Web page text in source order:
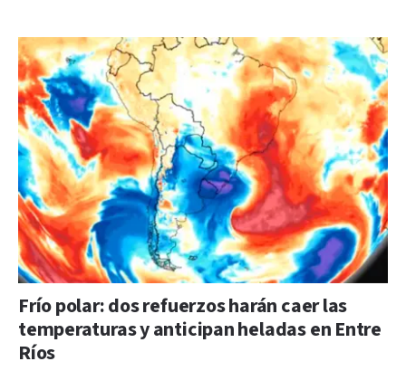
Frío polar: dos refuerzos harán caer las
temperaturas y anticipan heladas en Entre
Ríos